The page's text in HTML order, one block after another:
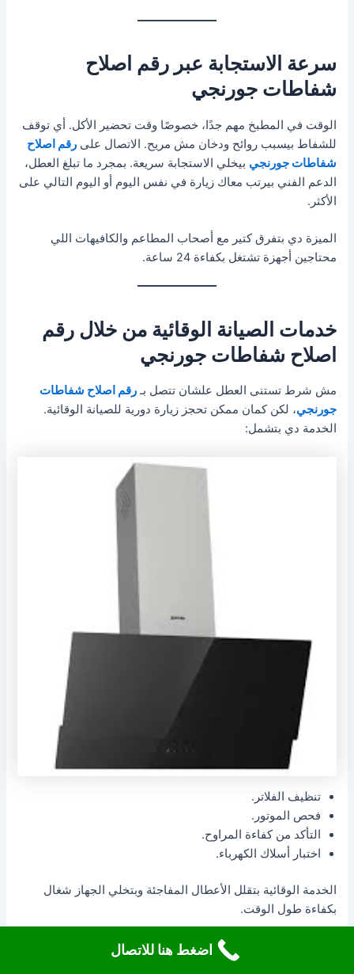
سرعة الاستجابة عبر رقم اصلاح
شفاطات جورنجي
الوقت في المطبخ مهم جدًا، خصوصًا وقت تحضير الأكل. أي توقف
للشفاط بيسبب روائح ودخان مش مريح. الاتصال علىرقم اصلاح
شفاطات جورنجي بيخلي الاستجابة سريعة. بمجرد ما تبلغ العطل،
الدعم الفني بيرتب معاك زيارة في نفس اليوم أو اليوم التالي على
الأكثر.
الميزة دي بتفرق كتير مع أصحاب المطاعم والكافيهات اللي
محتاجين أجهزة تشتغل بكفاءة 24 ساعة.
خدمات الصيانة الوقائية من خلال رقم
اصلاح شفاطات جورنجي
مش شرط تستنى العطل علشان تتصل بـرقم اصلاح شفاطات
جورنجي، لكن كمان ممكن تحجز زيارة دورية للصيانة الوقائية.
الخدمة دي بتشمل:
تنظيف الفلاتر.
فحص الموتور.
التأكد من كفاءة المراوح.
اختبار أسلاك الكهرباء.
الخدمة الوقائية بتقلل الأعطال المفاجئة وبتخلي الجهاز شغال
بكفاءة طول الوقت.
اضغط هنا للاتصال